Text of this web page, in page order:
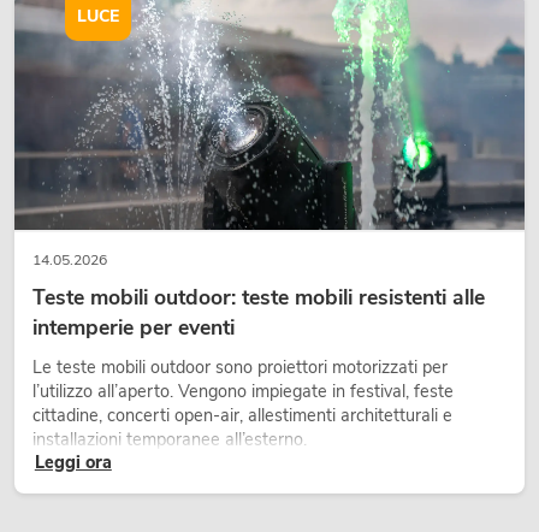
14.05.2026
Teste mobili outdoor: teste mobili resistenti alle
intemperie per eventi
Le teste mobili outdoor sono proiettori motorizzati per
l’utilizzo all’aperto. Vengono impiegate in festival, feste
cittadine, concerti open-air, allestimenti architetturali e
installazioni temporanee all’esterno.
Leggi ora
LUCE